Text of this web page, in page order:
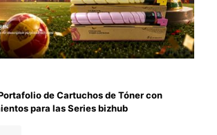
de Cartuchos de Tóner con
para las Series bizhub